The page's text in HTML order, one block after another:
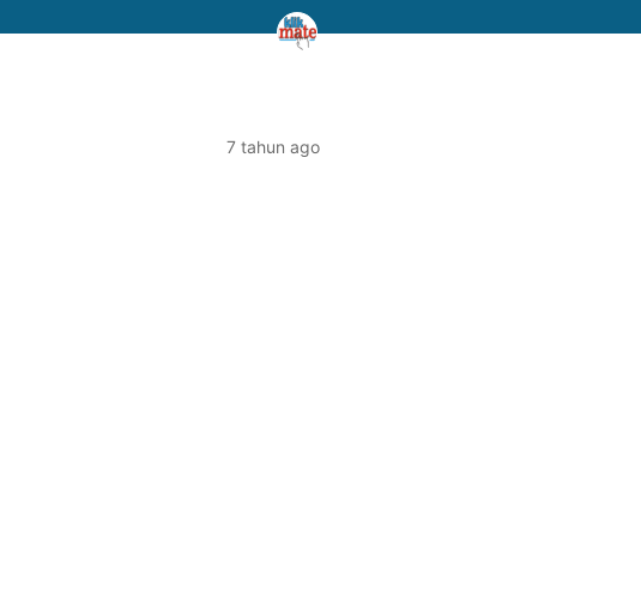
7 tahun ago